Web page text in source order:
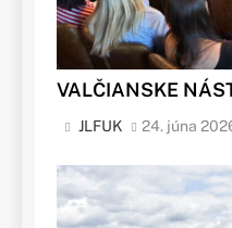
VALČIANSKE
JLFUK 24. júna